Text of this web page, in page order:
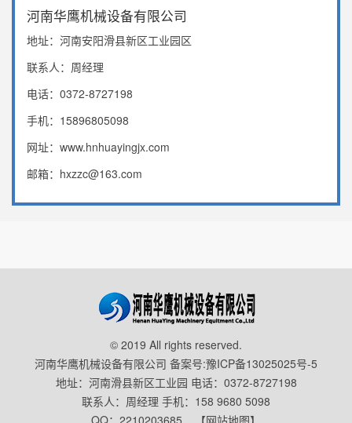
河南华鹰机械设备有限公司
地址：河南安阳滑县新区工业园区
联系人：周经理
电话：0372-8727198
手机：15896805098
网址：www.hnhuayingjx.com
邮箱：hxzzc@163.com
© 2019 All rights reserved.
河南华鹰机械设备有限公司 备案号:豫ICP备13025025号-5
地址：河南滑县新区工业园 电话：0372-8727198
联系人：周经理 手机：158 9680 5098